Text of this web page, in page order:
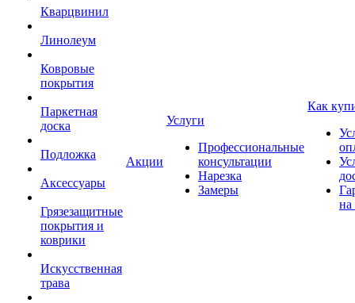
Кварцвинил
Линолеум
Ковровые
покрытия
Паркетная
доска
Подложка
Аксессуары
Грязезащитные
покрытия и
коврики
Искусственная
трава
Акции
Услуги
Профессиональные
консультации
Нарезка
Замеры
Как
на